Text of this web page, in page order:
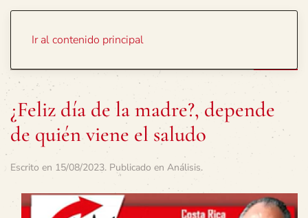
Ir al contenido principal
¿Feliz día de la madre?, depende
de quién viene el saludo
Escrito en 15/08/2023. Publicado en Análisis.